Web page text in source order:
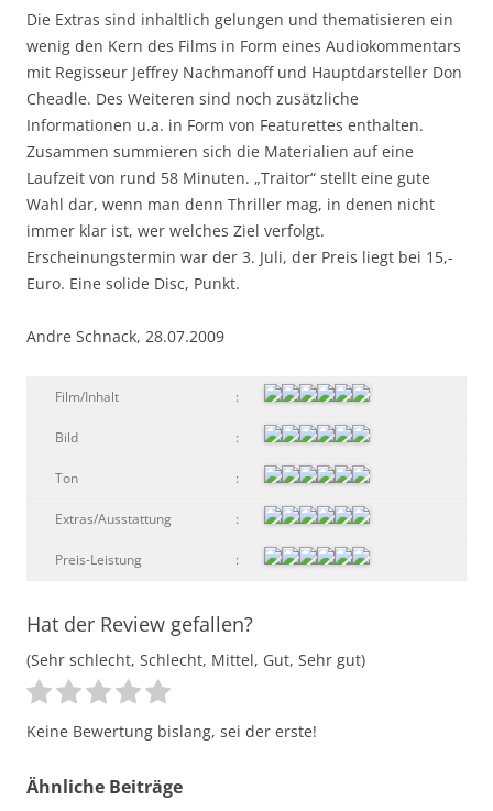
Die Extras sind inhaltlich gelungen und thematisieren ein
wenig den Kern des Films in Form eines Audiokommentars
mit Regisseur Jeffrey Nachmanoff und Hauptdarsteller Don
Cheadle. Des Weiteren sind noch zusätzliche
Informationen u.a. in Form von Featurettes enthalten.
Zusammen summieren sich die Materialien auf eine
Laufzeit von rund 58 Minuten. „Traitor“ stellt eine gute
Wahl dar, wenn man denn Thriller mag, in denen nicht
immer klar ist, wer welches Ziel verfolgt.
Erscheinungstermin war der 3. Juli, der Preis liegt bei 15,-
Euro. Eine solide Disc, Punkt.
Andre Schnack, 28.07.2009
Film/Inhalt :
Bild :
Ton :
Extras/Ausstattung :
Preis-Leistung :
Hat der Review gefallen?
(Sehr schlecht, Schlecht, Mittel, Gut, Sehr gut)
Keine Bewertung bislang, sei der erste!
Ähnliche Beiträge